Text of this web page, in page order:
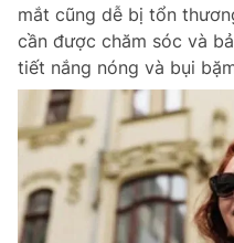
Đọc Thanh Niên trên điện
Theo dõi báo trên
mắt cũng dễ bị tổn
cần được chăm sóc và
tiết nắng nóng và bụi